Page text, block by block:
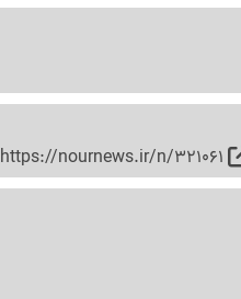
https://nournews.ir/n/321061